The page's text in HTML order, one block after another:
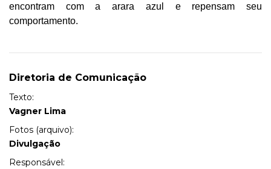
encontram com a arara azul e repensam seu
comportamento.
Diretoria de Comunicação
Texto:
Vagner Lima
Fotos (arquivo):
Divulgação
Responsável: